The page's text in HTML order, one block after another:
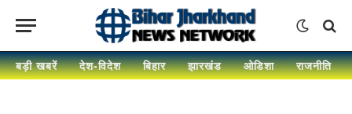
बड़ी खबरें देश-विदेश बिहार झारखंड ओडिशा राजनीति